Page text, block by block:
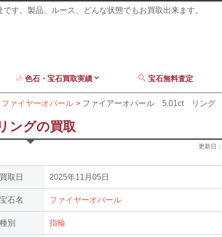
す。製品、ルース、どんな状態でもお買取出来ます。
色石・宝石買取実績 宝石無料査定
ファイヤーオパール ファイアーオパール 5.01ct リング
グの買取
更新日：
買取日 2025年11月05日
宝石名 ファイヤーオパール
種別 指輪